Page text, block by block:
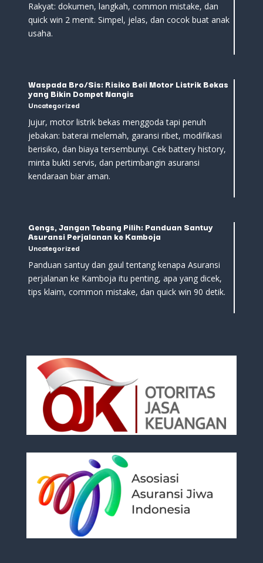
Rakyat: dokumen, langkah, common mistake, dan
quick win 2 menit. Simpel, jelas, dan cocok buat anak
usaha.
Waspada Bro/Sis: Risiko Beli Motor Listrik Bekas
yang Bikin Dompet Nangis
Uncategorized
Jujur, motor listrik bekas menggoda tapi penuh
jebakan: baterai melemah, garansi ribet, modifikasi
berisiko, dan biaya tersembunyi. Cek battery history,
minta bukti servis, dan pertimbangin asuransi
kendaraan biar aman.
Gengs, Jangan Tebang Pilih: Panduan Santuy
Asuransi Perjalanan ke Kamboja
Uncategorized
Panduan santuy dan gaul tentang kenapa Asuransi
perjalanan ke Kamboja itu penting, apa yang dicek,
tips klaim, common mistake, dan quick win 90 detik.